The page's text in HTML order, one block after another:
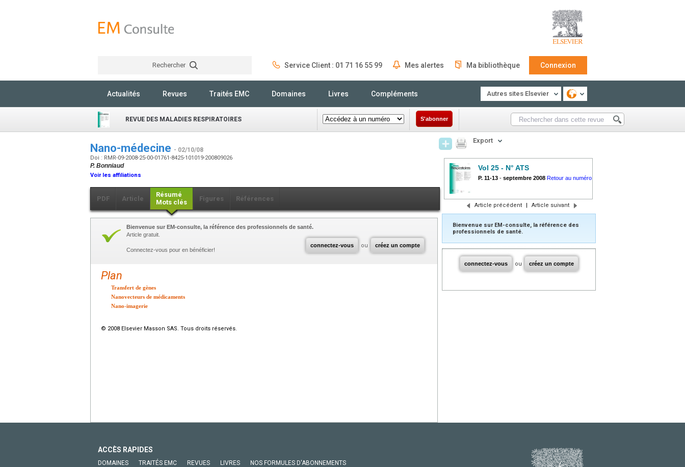
Rechercher Service Client : 01 71 16 55 99 Mes alertes Ma bibliothèque Connexion
Actualités Revues Traités EMC Domaines Livres Compléments Autres sites Elsevier
REVUE DES MALADIES RESPIRATOIRES S'abonner
Nano-médecine - 02/10/08
Doi : RMR-09-2008-25-00-01761-8425-101019-200809026
P. Bonniaud
Voir les affiliations
PDF Article
Résumé
Mots clés
Figures Références
connectez-vous ou créez un compte
Bienvenue sur EM-consulte, la référence des professionnels de santé.
Article gratuit.
Connectez-vous pour en bénéficier!
Plan
Transfert de gènes
Nanovecteurs de médicaments
Nano-imagerie
© 2008 Elsevier Masson SAS. Tous droits réservés.
Export
Vol 25 - N° ATS
P. 11-13 - septembre 2008 Retour au numéro
Article précédent | Article suivant
Bienvenue sur EM-consulte, la référence des
professionnels de santé.
connectez-vous ou créez un compte
ACCÈS RAPIDES
DOMAINES TRAITÉS EMC REVUES LIVRES NOS FORMULES D'ABONNEMENTS